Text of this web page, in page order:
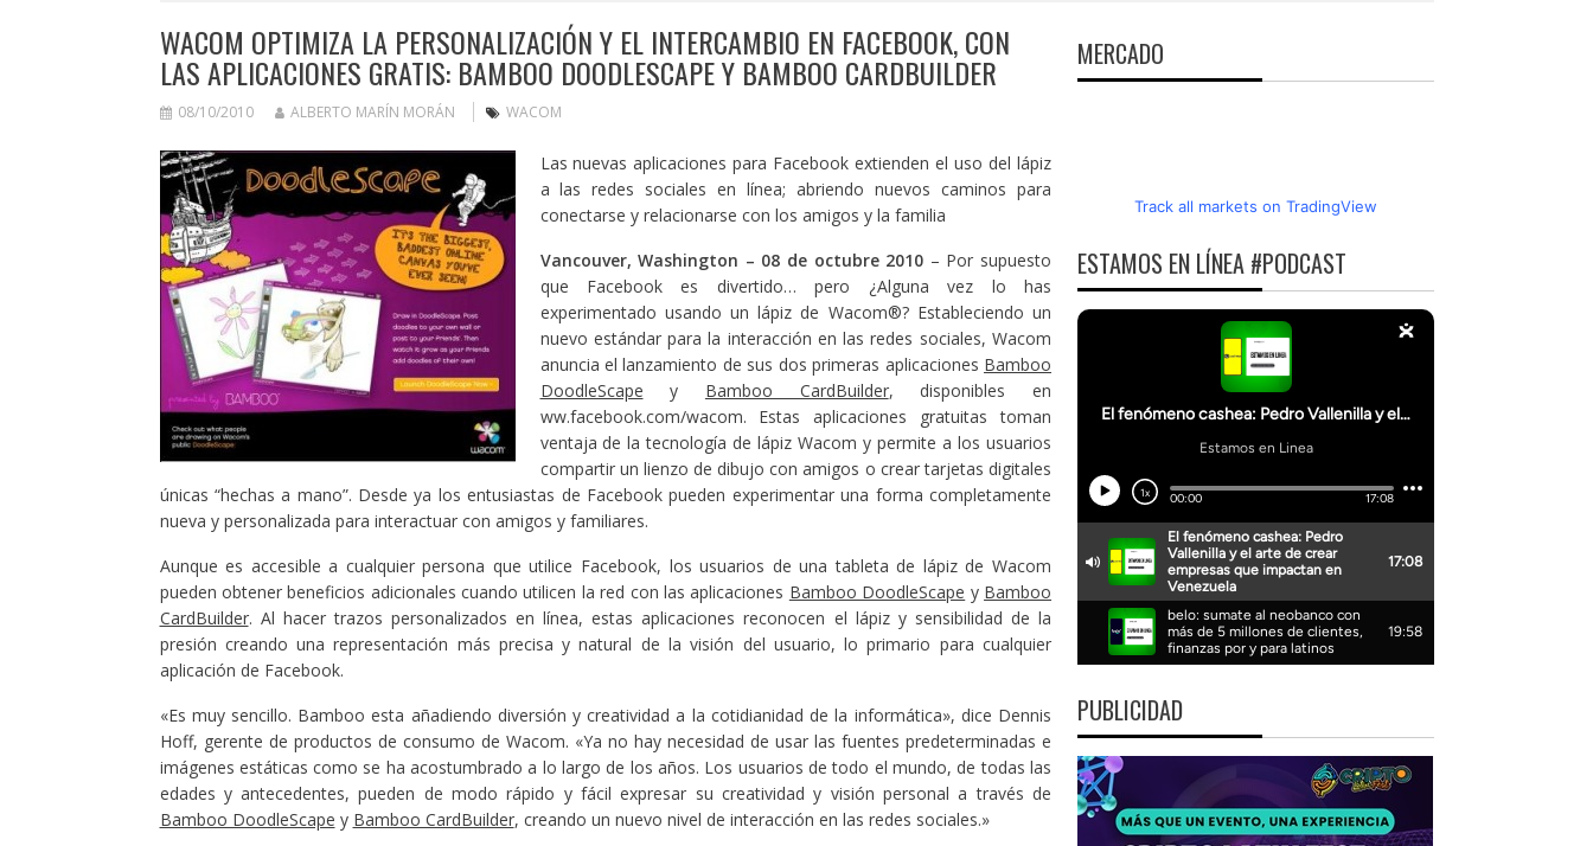
WACOM OPTIMIZA LA PERSONALIZACIÓN Y EL INTERCAMBIO EN FACEBOOK, CON
LAS APLICACIONES GRATIS: BAMBOO DOODLESCAPE Y BAMBOO CARDBUILDER
08/10/2010 ALBERTO MARÍN MORÁN WACOM
Las nuevas aplicaciones para Facebook extienden el uso del lápiz
a las redes sociales en línea; abriendo nuevos caminos para
conectarse y relacionarse con los amigos y la familia
Vancouver, Washington – 08 de octubre 2010 – Por supuesto
que Facebook es divertido… pero ¿Alguna vez lo has
experimentado usando un lápiz de Wacom®? Estableciendo un
nuevo estándar para la interacción en las redes sociales, Wacom
anuncia el lanzamiento de sus dos primeras aplicaciones Bamboo
DoodleScape y Bamboo CardBuilder, disponibles en
ww.facebook.com/wacom. Estas aplicaciones gratuitas toman
ventaja de la tecnología de lápiz Wacom y permite a los usuarios
compartir un lienzo de dibujo con amigos o crear tarjetas digitales
únicas “hechas a mano”. Desde ya los entusiastas de Facebook pueden experimentar una forma completamente
nueva y personalizada para interactuar con amigos y familiares.
Aunque es accesible a cualquier persona que utilice Facebook, los usuarios de una tableta de lápiz de Wacom
pueden obtener beneficios adicionales cuando utilicen la red con las aplicaciones Bamboo DoodleScape y Bamboo
CardBuilder. Al hacer trazos personalizados en línea, estas aplicaciones reconocen el lápiz y sensibilidad de la
presión creando una representación más precisa y natural de la visión del usuario, lo primario para cualquier
aplicación de Facebook.
«Es muy sencillo. Bamboo esta añadiendo diversión y creatividad a la cotidianidad de la informática», dice Dennis
Hoff, gerente de productos de consumo de Wacom. «Ya no hay necesidad de usar las fuentes predeterminadas e
imágenes estáticas como se ha acostumbrado a lo largo de los años. Los usuarios de todo el mundo, de todas las
edades y antecedentes, pueden de modo rápido y fácil expresar su creatividad y visión personal a través de
Bamboo DoodleScape y Bamboo CardBuilder, creando un nuevo nivel de interacción en las redes sociales.»
MERCADO
Track all markets on TradingView
ESTAMOS EN LÍNEA #PODCAST
PUBLICIDAD